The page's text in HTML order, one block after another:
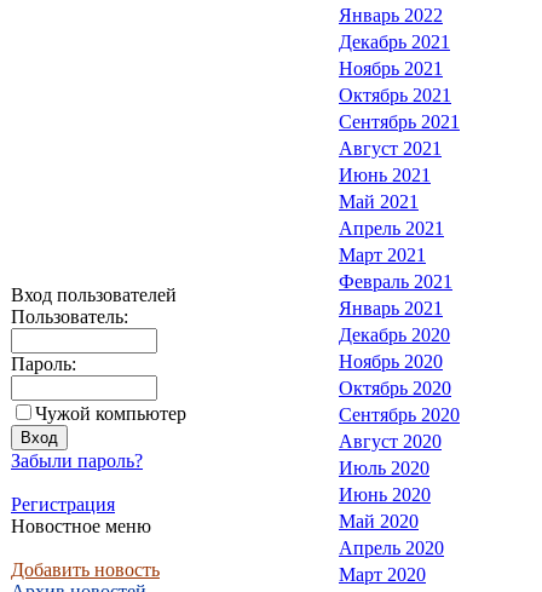
Вход пользователей
Пользователь:
Пароль:
Чужой компьютер
Забыли пароль?
Регистрация
Новостное меню
Добавить новость
Январь 2022
Декабрь 2021
Ноябрь 2021
Октябрь 2021
Сентябрь 2021
Август 2021
Июнь 2021
Май 2021
Апрель 2021
Март 2021
Февраль 2021
Январь 2021
Декабрь 2020
Ноябрь 2020
Октябрь 2020
Сентябрь 2020
Август 2020
Июль 2020
Июнь 2020
Май 2020
Апрель 2020
Март 2020